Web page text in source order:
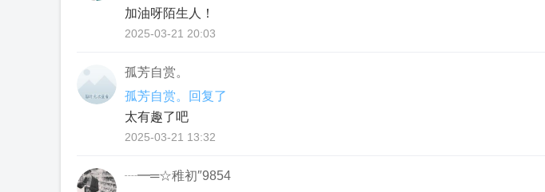
加油呀陌生人！
2025-03-21 20:03
孤芳自赏。
孤芳自赏。回复了
太有趣了吧
2025-03-21 13:32
┈━═☆稚初″9854